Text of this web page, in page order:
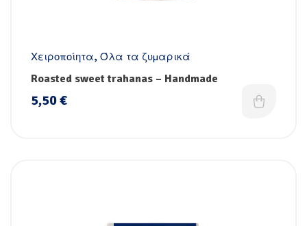
Χειροποίητα, Όλα τα ζυμαρικά
Roasted sweet trahanas – Handmade
5,50€